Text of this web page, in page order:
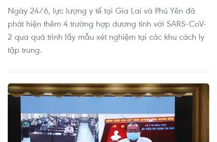
Ngày 24/6, lực lượng y tế tại Gia Lai và Phú Yên đã
phát hiện thêm 4 trường hợp dương tính với SARS-CoV-
2 qua quá trình lấy mẫu xét nghiệm tại các khu cách ly
tập trung.